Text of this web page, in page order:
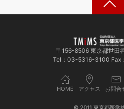
〒156-8506 東京都世田
Tel：03-5316-3100 Fax
HOME アクセス お問合
© 2011 東京都医学